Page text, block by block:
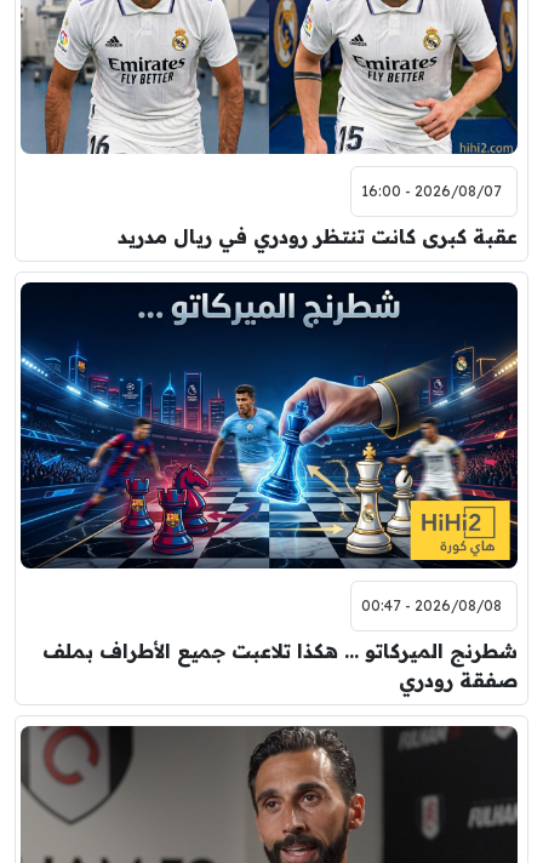
2026/08/07 - 16:00
عقبة كبرى كانت تنتظر رودري في ريال مدريد
2026/08/08 - 00:47
شطرنج الميركاتو … هكذا تلاعبت جميع الأطراف بملف
صفقة رودري